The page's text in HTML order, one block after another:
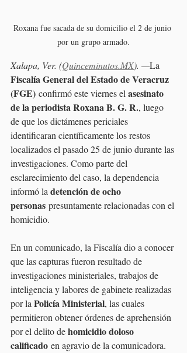
Roxana fue sacada de su domicilio el 2 de junio
por un grupo armado.
Xalapa, Ver. (Quinceminutos.MX). —La
Fiscalía General del Estado de Veracruz
(FGE) confirmó este viernes el asesinato
de la periodista Roxana B. G. R., luego
de que los dictámenes periciales
identificaran científicamente los restos
localizados el pasado 25 de junio durante las
investigaciones. Como parte del
esclarecimiento del caso, la dependencia
informó la detención de ocho
personas presuntamente relacionadas con el
homicidio.
En un comunicado, la Fiscalía dio a conocer
que las capturas fueron resultado de
investigaciones ministeriales, trabajos de
inteligencia y labores de gabinete realizadas
por la Policía Ministerial, las cuales
permitieron obtener órdenes de aprehensión
por el delito de homicidio doloso
calificado en agravio de la comunicadora.